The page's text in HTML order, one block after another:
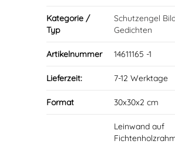
Kategorie /
Typ
Schutzengel
Gedichten
Artikelnummer 14611165 -1
Lieferzeit: 7-12 Werktage
Format 30x30x2 cm
Leinwand auf